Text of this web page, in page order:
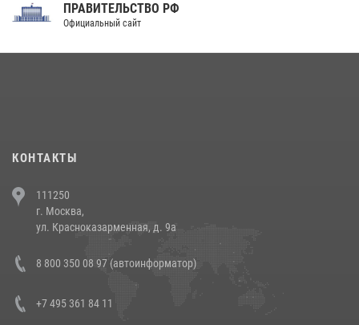
Праздник «Один день с Росгвардией» к 105-летию Центрального
напавших на бригаду скорой помощи (видео)
14 июля 2026, 12:20
В Росгвардии прошла военно-научная конференция по обобщению
боевого опыта
ПРАВИТЕЛЬСТВО РФ
Официальный сайт
КОНТАКТЫ
111250
г. Москва,
ул. Красноказарменная, д. 9а
8 800 350 08 97 (автоинформатор)
+7 495 361 84 11